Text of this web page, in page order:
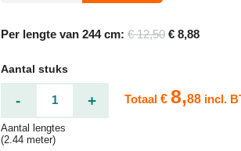
Per lengte van 244 cm: € 12,50 € 8,88
Aantal stuks
- +
Aantal lengtes
(2.44 meter)
Totaal € 8,88 incl.